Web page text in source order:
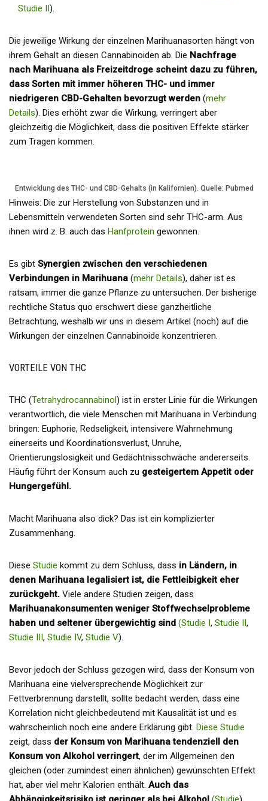
Studie II).
Die jeweilige Wirkung der einzelnen Marihuanasorten hängt von
ihrem Gehalt an diesen Cannabinoiden ab. Die Nachfrage
nach Marihuana als Freizeitdroge scheint dazu zu führen,
dass Sorten mit immer höheren THC- und immer
niedrigeren CBD-Gehalten bevorzugt werden (mehr
Details). Dies erhöht zwar die Wirkung, verringert aber
gleichzeitig die Möglichkeit, dass die positiven Effekte stärker
zum Tragen kommen.
Entwicklung des THC- und CBD-Gehalts (in Kalifornien). Quelle: Pubmed
Hinweis: Die zur Herstellung von Substanzen und in
Lebensmitteln verwendeten Sorten sind sehr THC-arm. Aus
ihnen wird z. B. auch das Hanfprotein gewonnen.
Es gibt Synergien zwischen den verschiedenen
Verbindungen in Marihuana (mehr Details), daher ist es
ratsam, immer die ganze Pflanze zu untersuchen. Der bisherige
rechtliche Status quo erschwert diese ganzheitliche
Betrachtung, weshalb wir uns in diesem Artikel (noch) auf die
Wirkungen der einzelnen Cannabinoide konzentrieren.
VORTEILE VON THC
THC (Tetrahydrocannabinol) ist in erster Linie für die Wirkungen
verantwortlich, die viele Menschen mit Marihuana in Verbindung
bringen: Euphorie, Redseligkeit, intensivere Wahrnehmung
einerseits und Koordinationsverlust, Unruhe,
Orientierungslosigkeit und Gedächtnisschwäche andererseits.
Häufig führt der Konsum auch zu gesteigertem Appetit oder
Hungergefühl.
Macht Marihuana also dick? Das ist ein komplizierter
Zusammenhang.
Diese Studie kommt zu dem Schluss, dass in Ländern, in
denen Marihuana legalisiert ist, die Fettleibigkeit eher
zurückgeht. Viele andere Studien zeigen, dass
Marihuanakonsumenten weniger Stoffwechselprobleme
haben und seltener übergewichtig sind (Studie I, Studie II,
Studie III, Studie IV, Studie V).
Bevor jedoch der Schluss gezogen wird, dass der Konsum von
Marihuana eine vielversprechende Möglichkeit zur
Fettverbrennung darstellt, sollte bedacht werden, dass eine
Korrelation nicht gleichbedeutend mit Kausalität ist und es
wahrscheinlich noch eine andere Erklärung gibt. Diese Studie
zeigt, dass der Konsum von Marihuana tendenziell den
Konsum von Alkohol verringert, der im Allgemeinen den
gleichen (oder zumindest einen ähnlichen) gewünschten Effekt
hat, aber viel mehr Kalorien enthält. Auch das